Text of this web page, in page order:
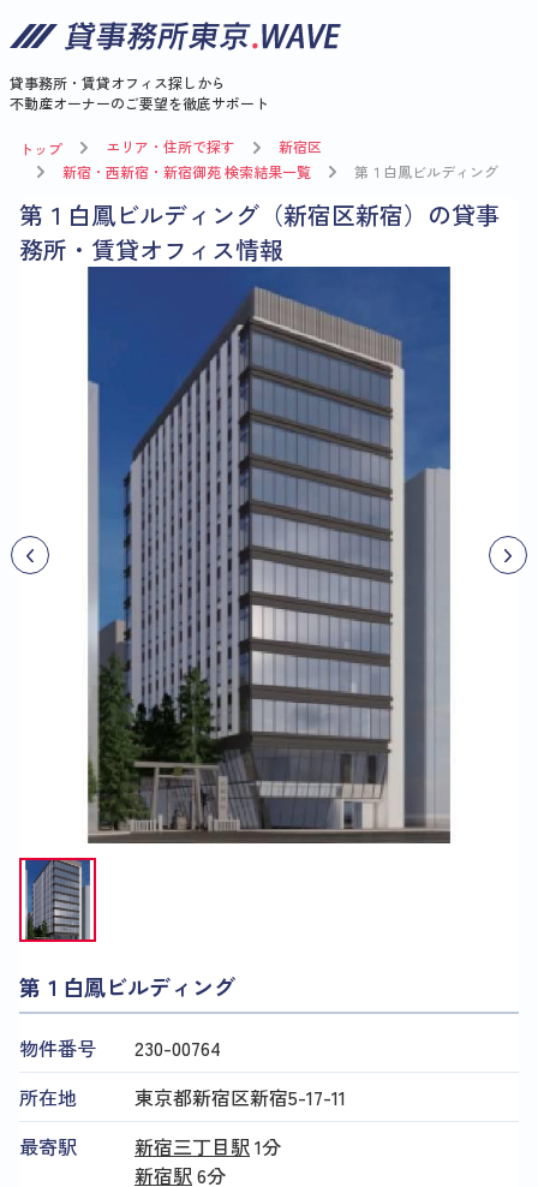
貸事務所・賃貸オフィス探しから
不動産オーナーのご要望を徹底サポート
トップ エリア・住所で探す
新宿区
新宿・西新宿・新宿御苑 検索結果一覧
第１白鳳ビルディング
第１白鳳ビルディング（新宿区新宿）の貸事
務所・賃貸オフィス情報
第１白鳳ビルディング
物件番号
230​-​00764
所在地
東京都新宿区新宿5-17-11
最寄駅
新宿三丁目駅1分
新宿駅6分